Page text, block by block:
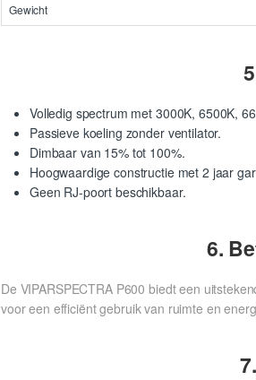
Gewicht
Volledig spectrum met 3000K, 6500K,
Passieve koeling zonder ventilator.
Dimbaar van 15% tot 100%.
Hoogwaardige constructie met 2 jaar
Geen RJ-poort beschikbaar.
6.
De VIPARSPECTRA P600 biedt een
voor een efficiënt gebruik van ruimte en